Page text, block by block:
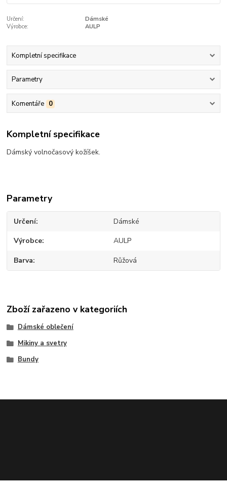
Určení:
Dámské
Výrobce:
AULP
Kompletní specifikace
Parametry
Komentáře 0
Kompletní specifikace
Dámský volnočasový kožíšek.
Parametry
Určení Dámské
Výrobce AULP
Barva Růžová
Zboží zařazeno v kategoriích
Dámské oblečení
Mikiny a svetry
Bundy